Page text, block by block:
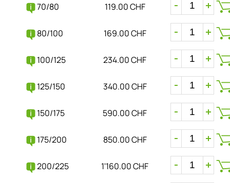
70/80 119.00 CHF
80/100 169.00 CHF
100/125 234.00 CHF
125/150 340.00 CHF
150/175 590.00 CHF
175/200 850.00 CHF
200/225 1'160.00 CHF